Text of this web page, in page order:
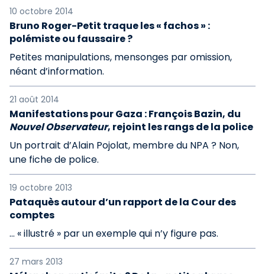
10 octobre 2014
Bruno Roger-Petit traque les « fachos » :
polémiste ou faussaire ?
Petites manipulations, mensonges par omission,
néant d’information.
21 août 2014
Manifestations pour Gaza : François Bazin, du
Nouvel Observateur, rejoint les rangs de la police
Un portrait d’Alain Pojolat, membre du NPA ? Non,
une fiche de police.
19 octobre 2013
Pataquès autour d’un rapport de la Cour des
comptes
… « illustré » par un exemple qui n’y figure pas.
27 mars 2013